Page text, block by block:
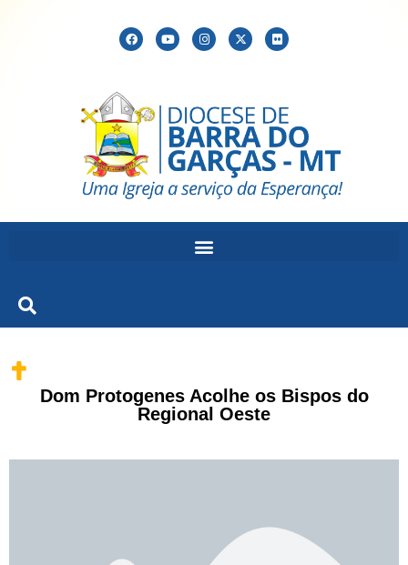
Dom Protogenes Acolhe os Bispos do
Regional Oeste